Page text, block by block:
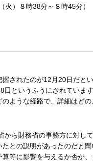
火）８時38分～８時45分）
されたのが12月20日だと
というふうにされていま
ような経路で、詳細はど
ら財務省の事務方に対し
との説明があったのだと
等に影響を与えるか否か